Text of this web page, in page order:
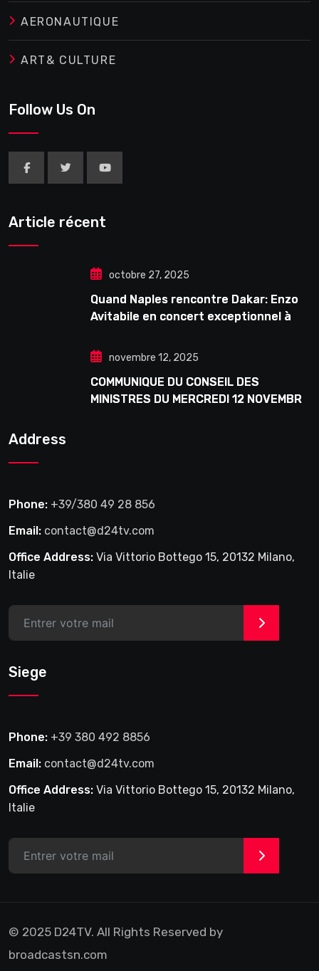
AERONAUTIQUE
ART& CULTURE
Follow Us On
Article récent
octobre 27, 2025
Quand Naples rencontre Dakar: Enzo
Avitabile en concert exceptionnel à
novembre 12, 2025
COMMUNIQUE DU CONSEIL DES
MINISTRES DU MERCREDI 12 NOVEMBRE
Address
Phone: +39/380 49 28 856
Email: contact@d24tv.com
Office Address: Via Vittorio Bottego 15, 20132 Milano,
Italie
>
Siege
Phone: +39 380 492 8856
Email: contact@d24tv.com
Office Address: Via Vittorio Bottego 15, 20132 Milano,
Italie
>
© 2025 D24TV. All Rights Reserved by
broadcastsn.com